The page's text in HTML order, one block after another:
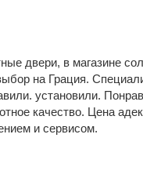
двери, в магазине
на Грация.
установили.
качество. Цена
и сервисом.